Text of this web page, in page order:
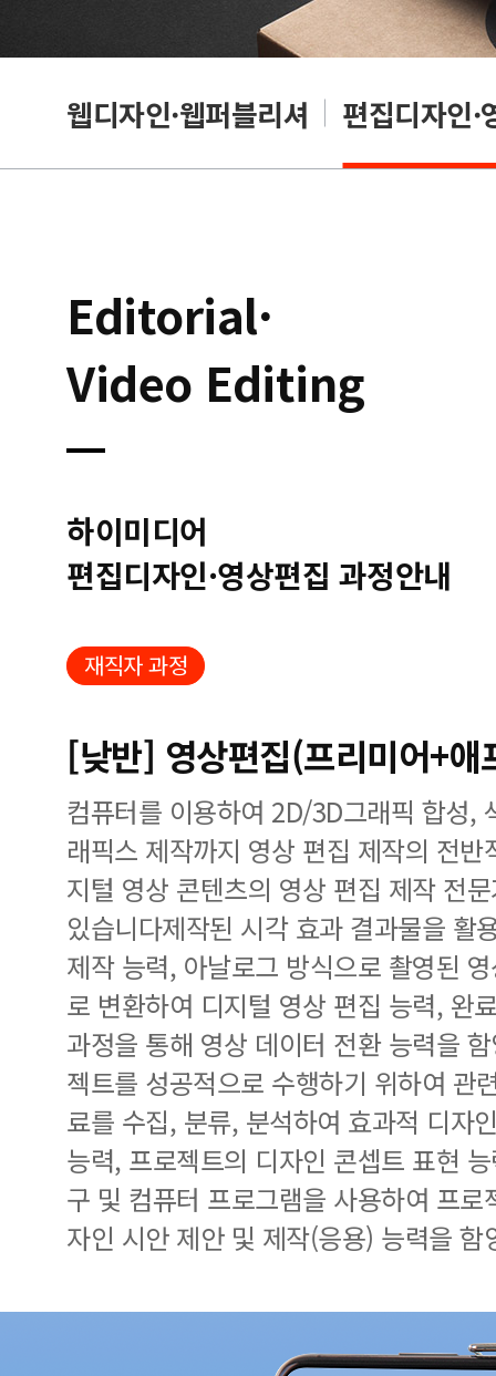
웹디자인·웹퍼블리셔 편집디자인·
Editorial·
Video Editing
하이미디어
편집디자인·영상편집 과정안내
재직자 과정
[낮반] 영상편집(프리미어+애
컴퓨터를 이용하여 2D/3D그래픽 합성,
래픽스 제작까지 영상 편집 제작의 전
지털 영상 콘텐츠의 영상 편집 제작 전
있습니다제작된 시각 효과 결과물을 활
제작 능력, 아날로그 방식으로 촬영된
로 변환하여 디지털 영상 편집 능력, 완
과정을 통해 영상 데이터 전환 능력을
젝트를 성공적으로 수행하기 위하여 관
료를 수집, 분류, 분석하여 효과적 디자
능력, 프로젝트의 디자인 콘셉트 표현
구 및 컴퓨터 프로그램을 사용하여 프
자인 시안 제안 및 제작(응용) 능력을 함